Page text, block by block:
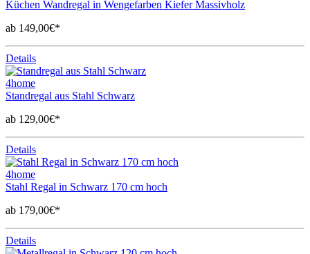
Küchen Wandregal in Wengefarben Kiefer Massivholz
ab 149,00€*
Details
4home
Standregal aus Stahl Schwarz
ab 129,00€*
Details
4home
Stahl Regal in Schwarz 170 cm hoch
ab 179,00€*
Details